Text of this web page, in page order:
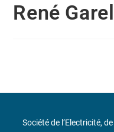
René
Société de l’Electricité,